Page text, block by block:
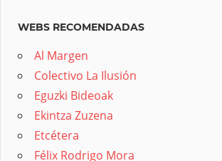
WEBS RECOMENDADAS
Al Margen
Colectivo La Ilusión
Eguzki Bideoak
Ekintza Zuzena
Etcétera
Félix Rodrigo Mora